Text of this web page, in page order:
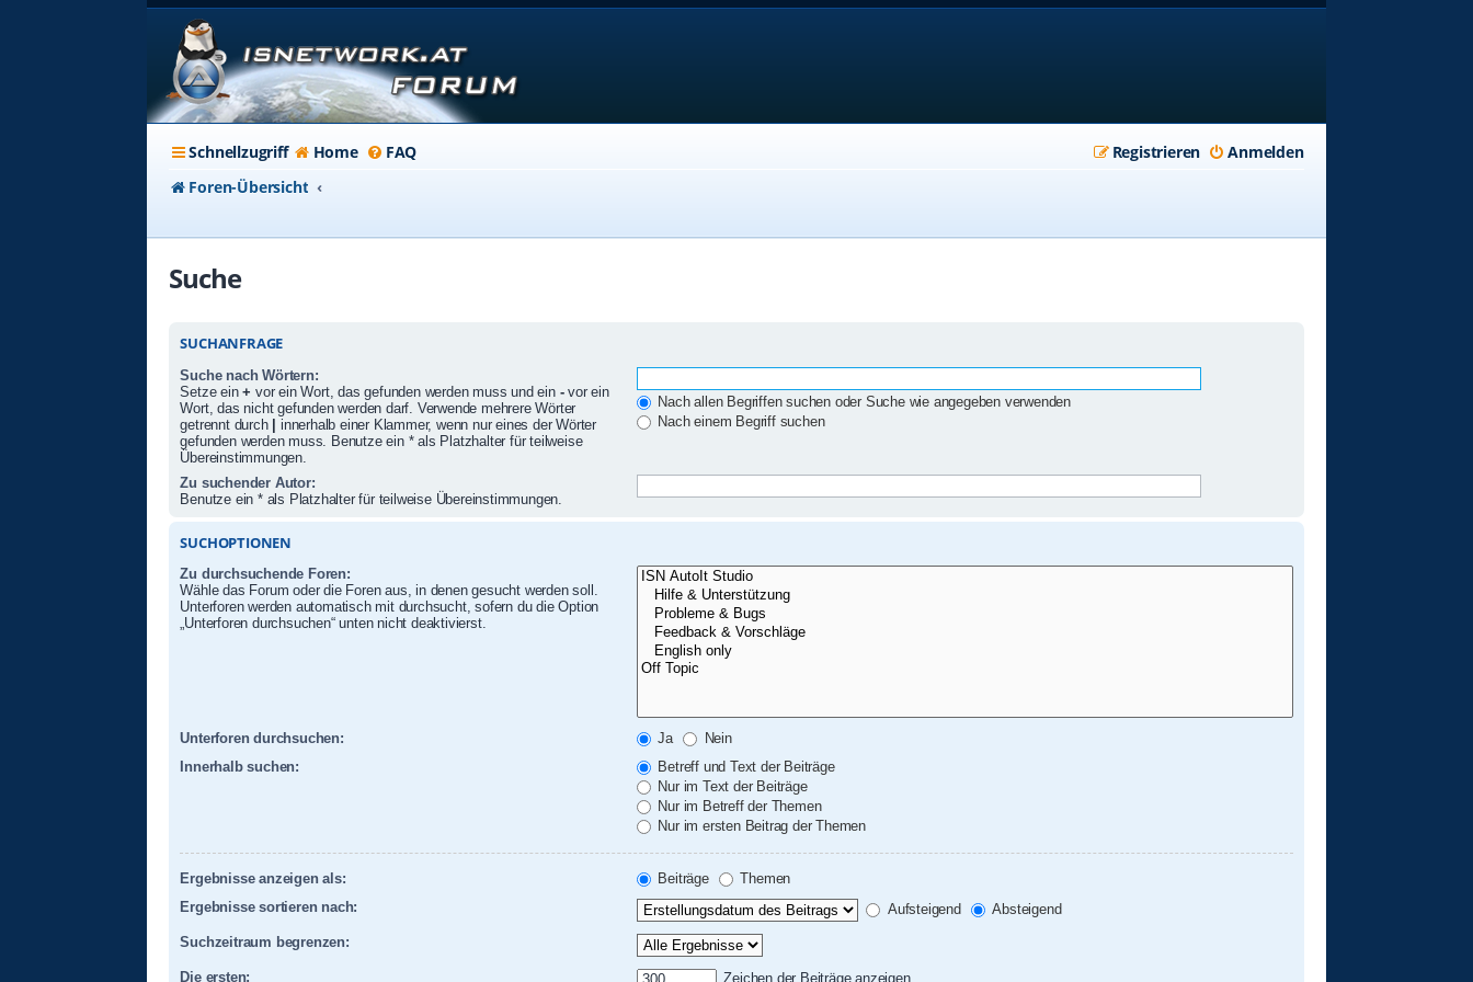
Schnellzugriff Home FAQ Anmelden
Registrieren
Foren-Übersicht
Suche
SUCHANFRAGE
Suche nach Wörtern:
Setze ein+ vor ein Wort, das gefunden werden muss und ein -vor ein
Wort, das nicht gefunden werden darf. Verwende mehrere Wörter
getrennt durch | innerhalb einer Klammer, wenn nur eines der Wörter
gefunden werden muss. Benutze ein * als Platzhalter für teilweise
Übereinstimmungen.
Nach allen Begriffen suchen oder Suche wie angegeben verwenden
Nach einem Begriff suchen
Zu suchender Autor:
Benutze ein * als Platzhalter für teilweise Übereinstimmungen.
SUCHOPTIONEN
Zu durchsuchende Foren:
Wähle das Forum oder die Foren aus, in denen gesucht werden soll.
Unterforen werden automatisch mit durchsucht, sofern du die Option
„Unterforen durchsuchen“ unten nicht deaktivierst.
Unterforen durchsuchen: Ja
Nein
Innerhalb suchen:
Betreff und Text der Beiträge
Nur im Text der Beiträge
Nur im Betreff der Themen
Nur im ersten Beitrag der Themen
Ergebnisse anzeigen als: Beiträge
Themen
Ergebnisse sortieren nach:
Aufsteigend Absteigend
Suchzeitraum begrenzen:
Die ersten: Zeichen der Beiträge anzeigen